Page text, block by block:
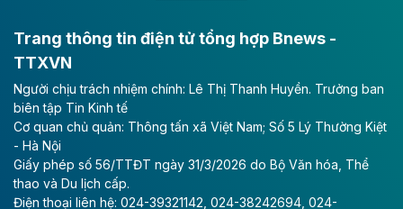
Long Thành
Tổng công ty Cảng hàng không Việt Nam - CTCP
(ACV) vừa lập kỷ lục mới về lợi nhuận trong quý
II/2026.
Theo baodautu.vn
Vinaconex lập đỉnh doanh thu
Trang thông tin điện tử tổng hợp Bnews -
TTXVN
Người chịu trách nhiệm chính: Lê Thị Thanh Huyền. Trưởng ban
biên tập Tin Kinh tế
Cơ quan chủ quản: Thông tấn xã Việt Nam; Số 5 Lý Thường Kiệt
- Hà Nội
Giấy phép số 56/TTĐT ngày 31/3/2026 do Bộ Văn hóa, Thể
thao và Du lịch cấp.
Điện thoại liên hệ: 024-39321142, 024-38242694, 024-